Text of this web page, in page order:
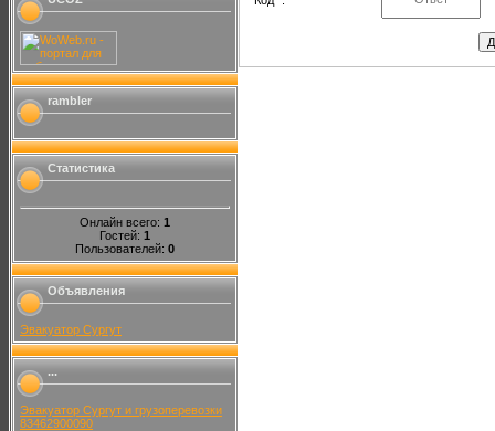
rambler
Статистика
Онлайн всего: 1
Гостей: 1
Пользователей: 0
Объявления
Эвакуатор Сургут
...
Эвакуатор Сургут и грузоперевозки
83462900090